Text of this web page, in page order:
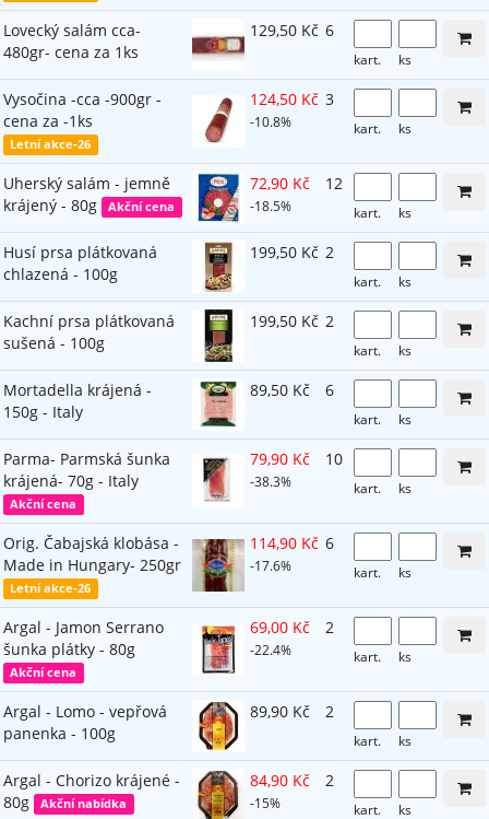
Lovecký salám cca-
480gr- cena za 1ks
129,50 Kč 6
kart. ks
Vysočina -cca -900gr -
cena za -1ks
Letní akce-26
124,50 Kč
-10.8%
3
kart. ks
Uherský salám - jemně
krájený - 80g
Akční cena
72,90 Kč
-18.5%
12
kart. ks
Husí prsa plátkovaná
chlazená - 100g
199,50 Kč 2
kart. ks
Kachní prsa plátkovaná
sušená - 100g
199,50 Kč 2
kart. ks
Mortadella krájená -
150g - Italy
89,50 Kč 6
kart. ks
Parma- Parmská šunka
krájená- 70g - Italy
Akční cena
79,90 Kč
-38.3%
10
kart. ks
Orig. Čabajská klobása -
Made in Hungary- 250gr
Letní akce-26
114,90 Kč
-17.6%
6
kart. ks
Argal - Jamon Serrano
šunka plátky - 80g
Akční cena
69,00 Kč
-22.4%
2
kart. ks
Argal - Lomo - vepřová
panenka - 100g
89,90 Kč 2
kart. ks
Argal - Chorizo krájené -
80g
Akční nabídka
84,90 Kč
-15%
2
kart. ks